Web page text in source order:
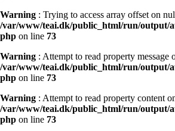
Warning : Trying to access array offset on
/var/www/teai.dk/public_html/run/output/
php on line 73
Warning : Attempt to read property message
/var/www/teai.dk/public_html/run/output/
php on line 73
Warning : Attempt to read property content
/var/www/teai.dk/public_html/run/output/
php on line 73